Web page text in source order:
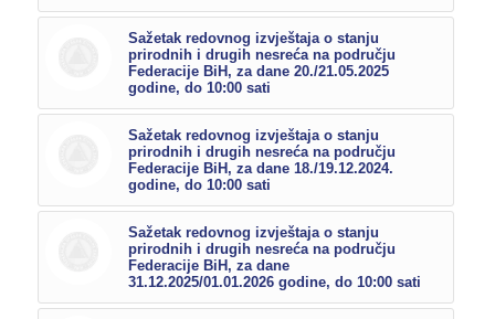
Sažetak redovnog izvještaja o stanju
prirodnih i drugih nesreća na području
Federacije BiH, za dane 20./21.05.2025
godine, do 10:00 sati
Sažetak redovnog izvještaja o stanju
prirodnih i drugih nesreća na području
Federacije BiH, za dane 18./19.12.2024.
godine, do 10:00 sati
Sažetak redovnog izvještaja o stanju
prirodnih i drugih nesreća na području
Federacije BiH, za dane
31.12.2025/01.01.2026 godine, do 10:00 sati